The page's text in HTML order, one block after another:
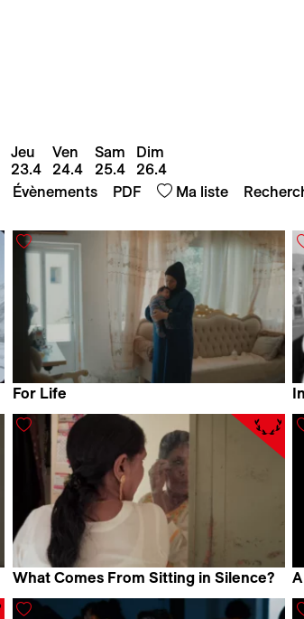
Jeu
23.4
Ven
24.4
Sam
25.4
Dim
26.4
Évènements PDF
Ma liste
For Life
What Comes From Sitting in Silence?